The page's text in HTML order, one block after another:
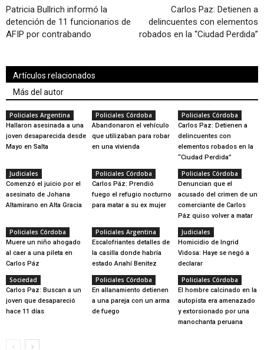
Patricia Bullrich informó la
detención de 11 funcionarios de
AFIP por contrabando
Carlos Paz: Detienen a
delincuentes con elementos
robados en la “Ciudad Perdida”
Artículos relacionados
Más del autor
Policiales Argentina
Hallaron asesinada a una
joven desaparecida desde
Mayo en Salta
Policiales Córdoba
Abandonaron el vehículo
que utilizaban para robar
en una vivienda
Policiales Córdoba
Carlos Paz: Detienen a
delincuentes con
elementos robados en la
“Ciudad Perdida”
Judiciales
Comenzó el juicio por el
asesinato de Johana
Altamirano en Alta Gracia
Policiales Córdoba
Carlos Páz: Prendió
fuego el refugio nocturno
para matar a su ex mujer
Policiales Córdoba
Denuncian que el
acusado del crimen de un
comerciante de Carlos
Páz quiso volver a matar
Policiales Córdoba
Muere un niño ahogado
al caer a una pileta en
Carlos Páz
Policiales Argentina
Escalofriantes detalles de
la casilla donde habría
estado Anahí Benitez
Judiciales
Homicidio de Ingrid
Vidosa: Haye se negó a
declarar
Sociedad
Carlos Paz: Buscan a un
joven que desapareció
hace 11 días
Policiales Córdoba
En allanamiento detienen
a una pareja con un arma
de fuego
Policiales Córdoba
El hombre calcinado en la
autopista era amenazado
y extorsionado por una
manochanta peruana